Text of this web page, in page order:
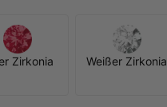
Zirkonia Weißer Zirkonia